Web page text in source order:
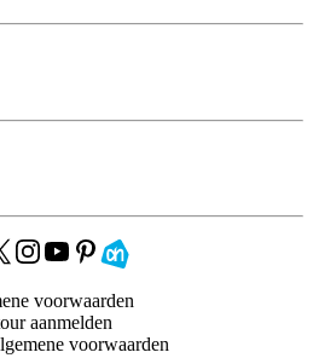
voorwaarden
aanmelden
voorwaarden